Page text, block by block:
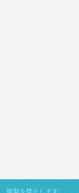
複製を禁止します。